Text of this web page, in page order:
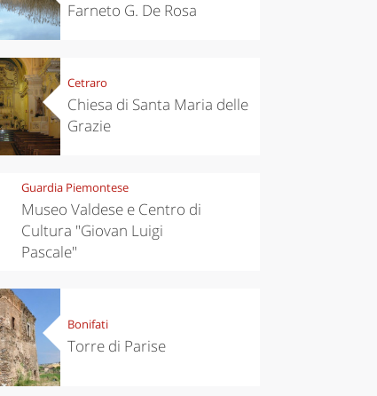
Farneto G. De Rosa
Cetraro
Chiesa di Santa Maria delle
Grazie
Guardia Piemontese
Museo Valdese e Centro di
Cultura "Giovan Luigi
Pascale"
Bonifati
Torre di Parise